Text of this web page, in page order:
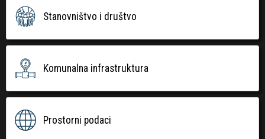
Stanovništvo i društvo
Komunalna infrastruktura
Prostorni podaci